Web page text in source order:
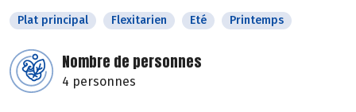
Plat principal Flexitarien Eté Printemps
Nombre de personnes
4 personnes